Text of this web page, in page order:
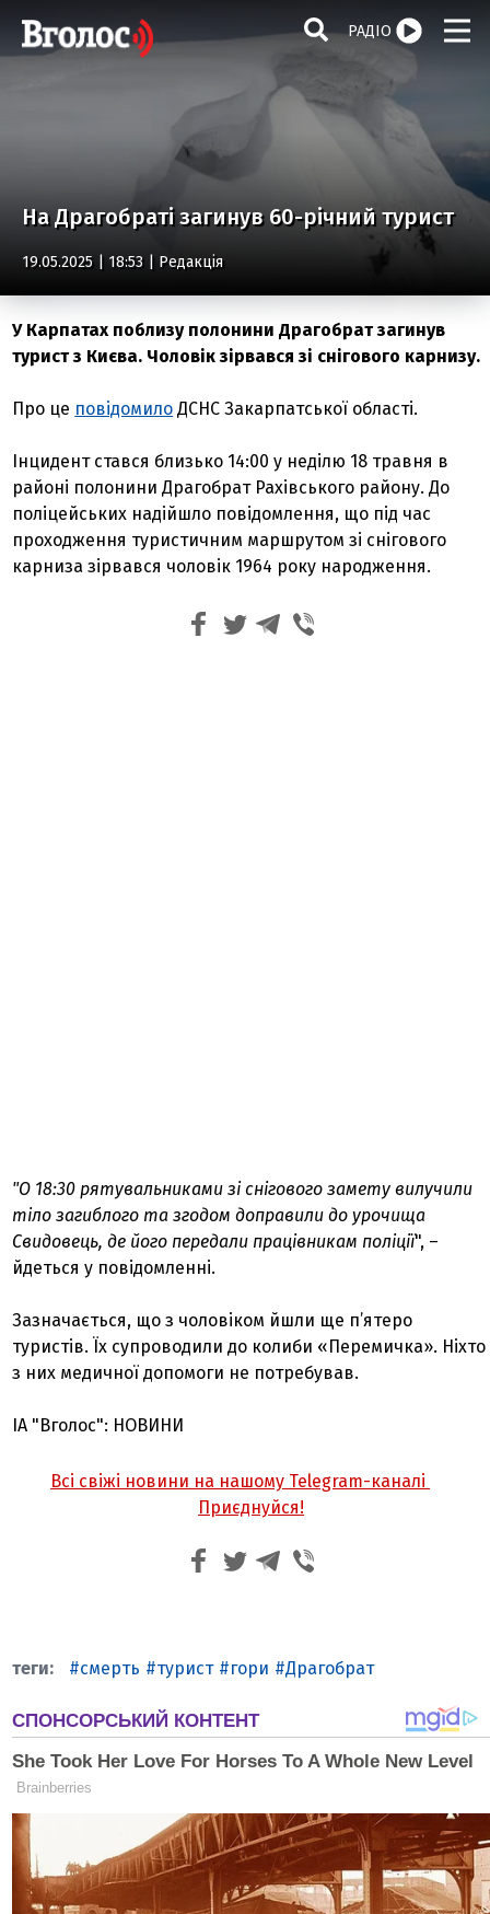
РАДІО
На Драгобраті загинув 60-річний турист
19.05.2025 | 18:53 | Редакція
У Карпатах поблизу полонини Драгобрат загинув
турист з Києва. Чоловік зірвався зі снігового карнизу.
Про це повідомило ДСНС Закарпатської області.
Інцидент стався близько 14:00 у неділю 18 травня в
районі полонини Драгобрат Рахівського району. До
поліцейських надійшло повідомлення, що під час
проходження туристичним маршрутом зі снігового
карниза зірвався чоловік 1964 року народження.
"О 18:30 рятувальниками зі снігового замету вилучили
тіло загиблого та згодом доправили до урочища
Свидовець, де його передали працівникам поліції", –
йдеться у повідомленні.
Зазначається, що з чоловіком йшли ще п’ятеро
туристів. Їх супроводили до колиби «Перемичка». Ніхто
з них медичної допомоги не потребував.
ІА "Вголос": НОВИНИ
Всі свіжі новини на нашому Telegram-каналі
Приєднуйся!
смерть турист гори Драгобрат